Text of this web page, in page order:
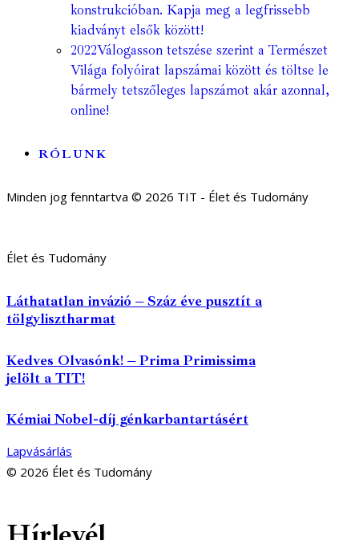
konstrukcióban. Kapja meg a legfrissebb
kiadványt elsők között!
2022Válogasson tetszése szerint a Természet
Világa folyóirat lapszámai között és töltse le
bármely tetszőleges lapszámot akár azonnal,
online!
RÓLUNK
Minden jog fenntartva © 2026 TIT - Élet és Tudomány
Élet és Tudomány
Láthatatlan invázió – Száz éve pusztít a
tölgylisztharmat
Kedves Olvasónk! – Prima Primissima
jelölt a TIT!
Kémiai Nobel-díj génkarbantartásért
Lapvásárlás
© 2026 Élet és Tudomány